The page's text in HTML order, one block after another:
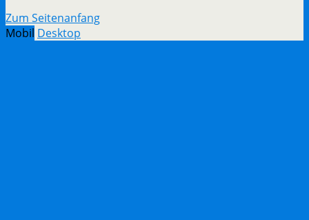
Zum Seitenanfang
Mobil Desktop